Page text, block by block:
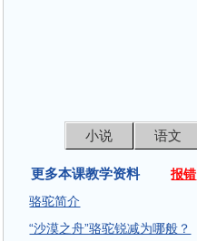
小说 语文
更多本课教学资料报错
骆驼简介
“沙漠之舟”骆驼锐减为哪般？